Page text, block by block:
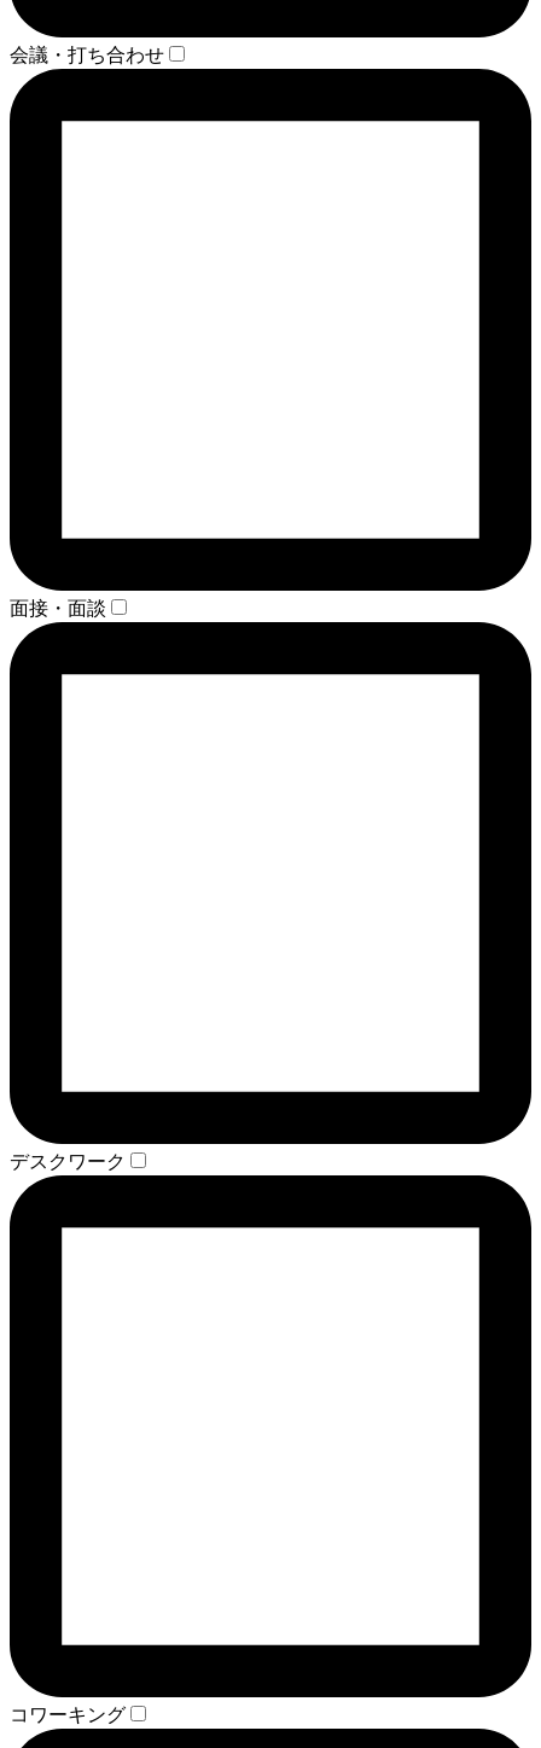
会議・打ち合わせ
面接・面談
デスクワーク
コワーキング